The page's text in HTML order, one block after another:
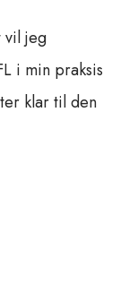
vil jeg
i min praksis
klar til den